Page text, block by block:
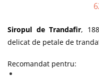
Siropul de Trandafir,
delicat de petale de
Recomandat pentru: